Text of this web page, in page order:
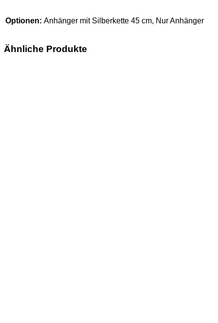
Optionen: Anhänger mit Silberkette 45 cm, Nur Anhänger
Ähnliche Produkte